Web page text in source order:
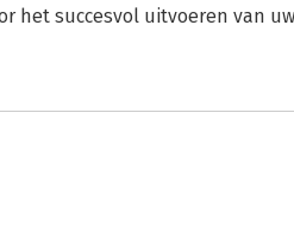
het succesvol uitvoeren van